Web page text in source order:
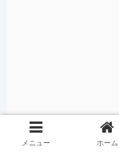
メニュー ホーム